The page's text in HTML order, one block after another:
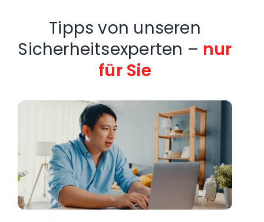
Tipps von unseren
Sicherheitsexperten – nur
für Sie